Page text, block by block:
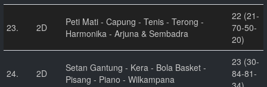
23. 2D
Peti Mati - Capung - Tenis - Terong -
Harmonika - Arjuna & Sembadra
22 (21-
70-50-
20)
24. 2D
Setan Gantung - Kera - Bola Basket -
Pisang - Piano - Wilkampana
23 (30-
84-81-